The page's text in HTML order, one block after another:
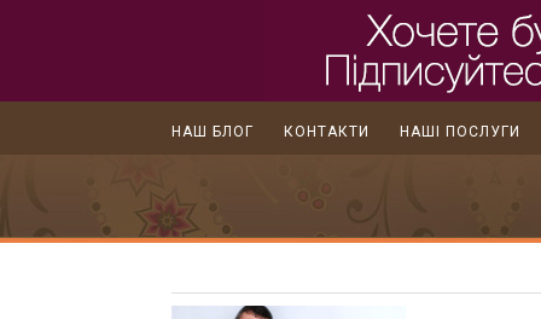
НАШ БЛОГ КОНТАКТИ НАШІ ПОСЛУГИ